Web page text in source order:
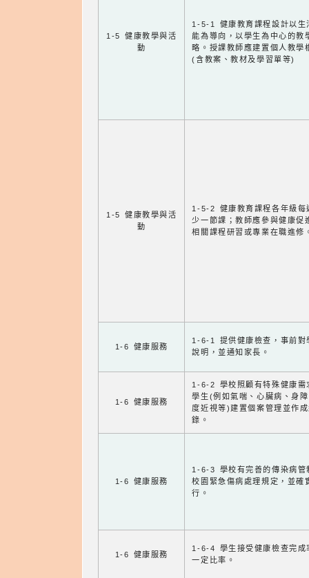
1-5 健康教學與活
動
1-5-1 健康教育課程設計以生
能為導向，以學生為中心的教
略。授課教師應建置個人教學
(含教案、教材及學習單等)
1-5 健康教學與活
動
1-5-2 健康教育課程各年級每
少一節課；教師應參與健康促
相關課程研習或專業在職進修
1-6 健康服務
1-6-1 提供健康檢查，事前對
說明，並通知家長。
1-6 健康服務
1-6-2 學校照顧有特殊健康需
學生(例如氣喘、心臟病、身
度近視等)建置個案管理並作
錄。
1-6 健康服務
1-6-3 學校有完善的傳染病管
校園緊急傷病處理規定，並確
行。
1-6 健康服務
1-6-4 學生接受健康檢查完成
一定比率。